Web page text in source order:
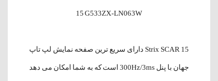
15 G533ZX-LN063W
Strix SCAR 15 دارای سریع ترین صفحه نمایش لپ تاپ
جهان با پنل 300Hz/3ms است که به شما امکان می دهد